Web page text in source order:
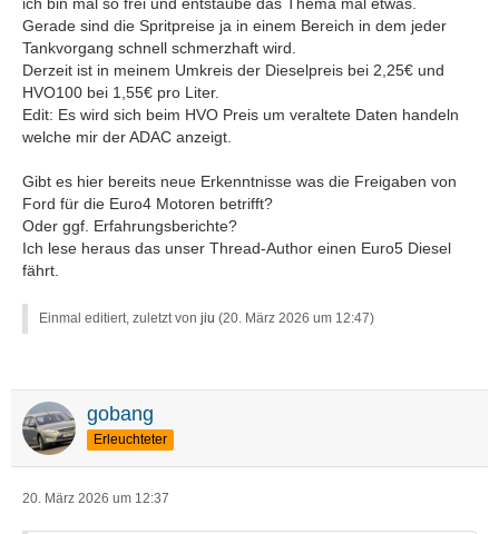
ich bin mal so frei und entstaube das Thema mal etwas.
Gerade sind die Spritpreise ja in einem Bereich in dem jeder
Tankvorgang schnell schmerzhaft wird.
Derzeit ist in meinem Umkreis der Dieselpreis bei 2,25€ und
HVO100 bei 1,55€ pro Liter.
Edit: Es wird sich beim HVO Preis um veraltete Daten handeln
welche mir der ADAC anzeigt.
Gibt es hier bereits neue Erkenntnisse was die Freigaben von
Ford für die Euro4 Motoren betrifft?
Oder ggf. Erfahrungsberichte?
Ich lese heraus das unser Thread-Author einen Euro5 Diesel
fährt.
Einmal editiert, zuletzt von jiu (20. März 2026 um 12:47)
gobang
Erleuchteter
20. März 2026 um 12:37